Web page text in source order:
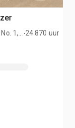
1,
.24.870 uur